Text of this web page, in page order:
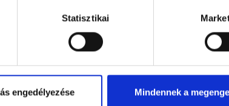
Statisztikai
engedélyezése Mindennek a
90 g
2 499 Ft